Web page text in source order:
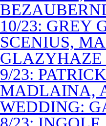
10/23: GREY
SCENIUS,
GLAZYHAZE
9/23:
MADLAINA,
WEDDING: